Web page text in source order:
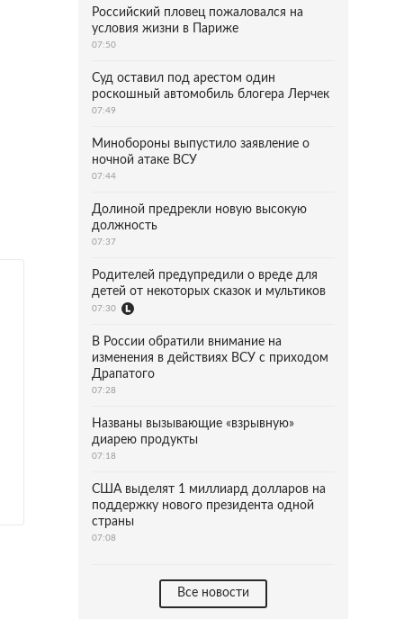
Российский пловец пожаловался на
условия жизни в Париже
07:50
Суд оставил под арестом один
роскошный автомобиль блогера Лерчек
07:49
Минобороны выпустило заявление о
ночной атаке ВСУ
07:44
Долиной предрекли новую высокую
должность
07:37
Родителей предупредили о вреде для
детей от некоторых сказок и мультиков
07:30
В России обратили внимание на
изменения в действиях ВСУ с приходом
Драпатого
07:28
Названы вызывающие «взрывную»
диарею продукты
07:18
США выделят 1 миллиард долларов на
поддержку нового президента одной
страны
07:08
Все новости